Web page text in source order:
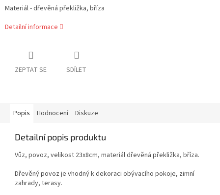
Materiál - dřevěná překližka, bříza
Detailní informace
ZEPTAT SE SDÍLET
Popis Hodnocení Diskuze
Detailní popis produktu
Vůz, povoz, velikost 23x8cm, materiál dřevěná překližka, bříza.
Dřevěný povoz je vhodný k dekoraci obývacího pokoje, zimní
zahrady, terasy.